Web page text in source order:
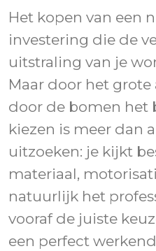
Het kopen van een
investering die de
uitstraling van je
Maar door het
door de bomen het
kiezen is meer dan
uitzoeken: je kijkt
materiaal,
natuurlijk het
vooraf de juiste
een perfect